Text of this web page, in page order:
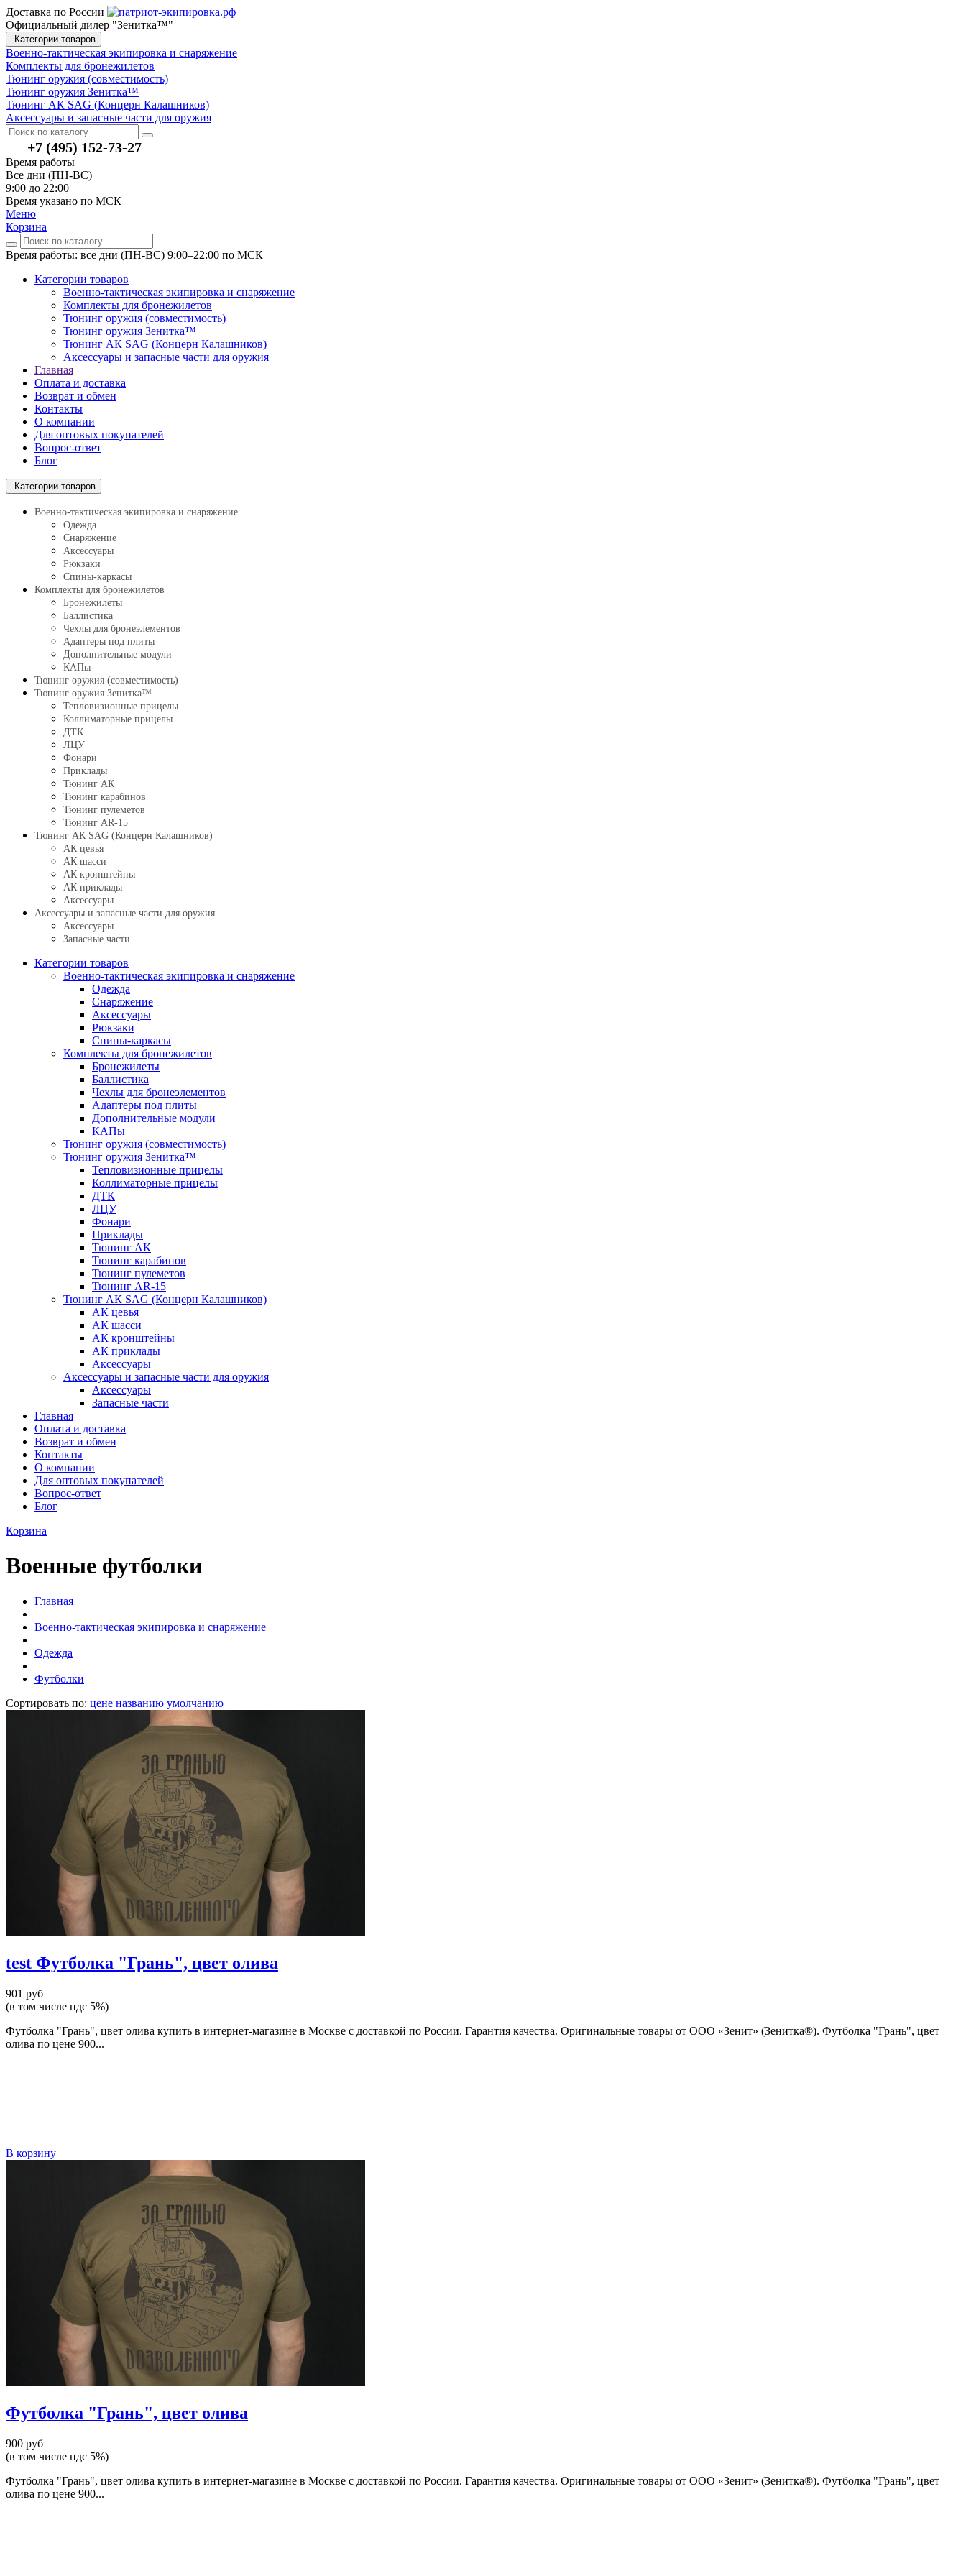
Доставка по России
Официальный дилер "Зенитка™"
Категории товаров
Военно-тактическая экипировка и снаряжение
Комплекты для бронежилетов
Тюнинг оружия (совместимость)
Тюнинг оружия Зенитка™
Тюнинг АК SAG (Концерн Калашников)
Аксессуары и запасные части для оружия
+7 (495) 152-73-27
Время работы
Все дни (ПН-ВС)
9:00 до 22:00
Время указано по МСК
Меню
Корзина
Время работы: все дни (ПН-ВС) 9:00–22:00 по МСК
Категории товаров
Военно-тактическая экипировка и снаряжение
Комплекты для бронежилетов
Тюнинг оружия (совместимость)
Тюнинг оружия Зенитка™
Тюнинг АК SAG (Концерн Калашников)
Аксессуары и запасные части для оружия
Главная
Оплата и доставка
Возврат и обмен
Контакты
О компании
Для оптовых покупателей
Вопрос-ответ
Блог
Категории товаров
Военно-тактическая экипировка и снаряжение
Одежда
Снаряжение
Аксессуары
Рюкзаки
Спины-каркасы
Комплекты для бронежилетов
Бронежилеты
Баллистика
Чехлы для бронеэлементов
Адаптеры под плиты
Дополнительные модули
КАПы
Тюнинг оружия (совместимость)
Тюнинг оружия Зенитка™
Тепловизионные прицелы
Коллиматорные прицелы
ДТК
ЛЦУ
Фонари
Приклады
Тюнинг АК
Тюнинг карабинов
Тюнинг пулеметов
Тюнинг AR-15
Тюнинг АК SAG (Концерн Калашников)
АК цевья
АК шасси
АК кронштейны
АК приклады
Аксессуары
Аксессуары и запасные части для оружия
Аксессуары
Запасные части
Категории товаров
Военно-тактическая экипировка и снаряжение
Одежда
Снаряжение
Аксессуары
Рюкзаки
Спины-каркасы
Комплекты для бронежилетов
Бронежилеты
Баллистика
Чехлы для бронеэлементов
Адаптеры под плиты
Дополнительные модули
КАПы
Тюнинг оружия (совместимость)
Тюнинг оружия Зенитка™
Тепловизионные прицелы
Коллиматорные прицелы
ДТК
ЛЦУ
Фонари
Приклады
Тюнинг АК
Тюнинг карабинов
Тюнинг пулеметов
Тюнинг AR-15
Тюнинг АК SAG (Концерн Калашников)
АК цевья
АК шасси
АК кронштейны
АК приклады
Аксессуары
Аксессуары и запасные части для оружия
Аксессуары
Запасные части
Главная
Оплата и доставка
Возврат и обмен
Контакты
О компании
Для оптовых покупателей
Вопрос-ответ
Блог
Корзина
Военные футболки
Главная
Военно-тактическая экипировка и снаряжение
Одежда
Футболки
Сортировать по: цене названию умолчанию
test Футболка "Грань", цвет олива
901 руб
(в том числе ндс 5%)
Футболка "Грань", цвет олива купить в интернет-магазине в Москве с доставкой по России. Гарантия качества. Оригинальные товары от ООО «Зенит» (Зенитка®). Футболка "Грань", цвет
олива по цене 900...
В корзину
Футболка "Грань", цвет олива
900 руб
(в том числе ндс 5%)
Футболка "Грань", цвет олива купить в интернет-магазине в Москве с доставкой по России. Гарантия качества. Оригинальные товары от ООО «Зенит» (Зенитка®). Футболка "Грань", цвет
олива по цене 900...